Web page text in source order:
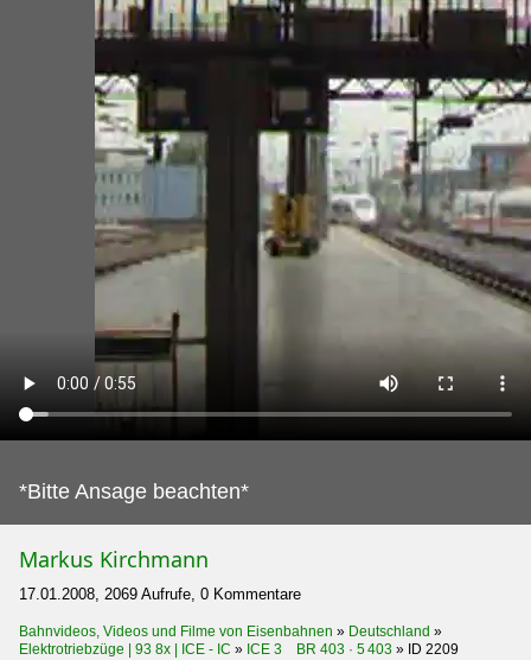
*Bitte Ansage beachten*
Markus Kirchmann
17.01.2008, 2069 Aufrufe, 0 Kommentare
Bahnvideos, Videos und Filme von Eisenbahnen » Deutschland »
Elektrotriebzüge | 93 8x | ICE - IC » ICE 3 BR 403 · 5 403 » ID 2209